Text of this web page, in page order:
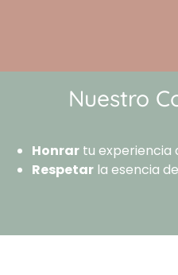
Nuestro
Honrar tu experiencia
Respetar la esencia